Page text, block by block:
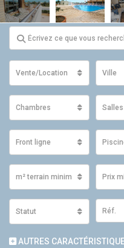
Vente/Location Ville
Chambres
Front ligne
m² terrain minimum Prix
Statut
AUTRES